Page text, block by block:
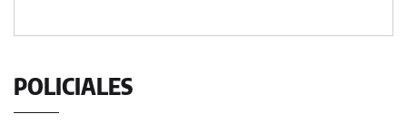
POLICIALES